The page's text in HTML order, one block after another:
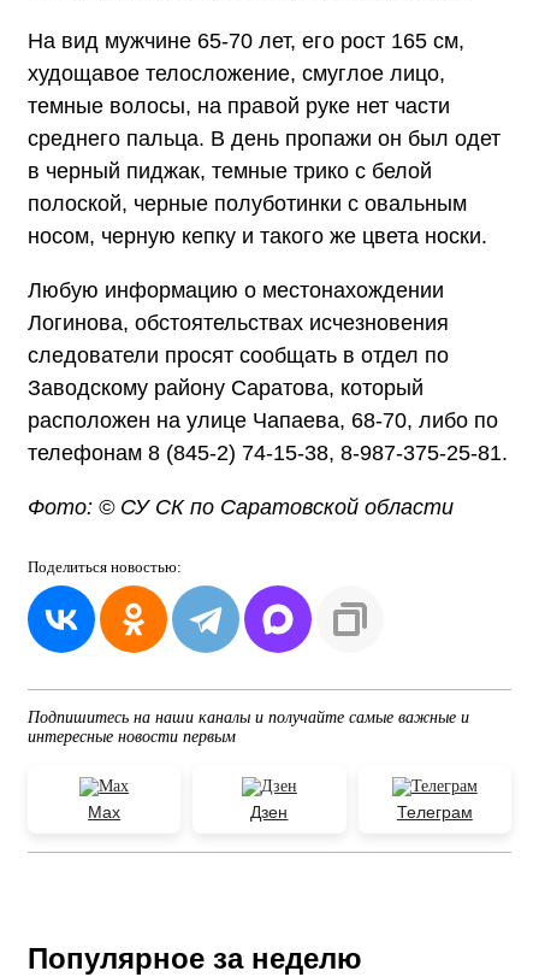
На вид мужчине 65-70 лет, его рост 165 см,
худощавое телосложение, смуглое лицо,
темные волосы, на правой руке нет части
среднего пальца. В день пропажи он был одет
в черный пиджак, темные трико с белой
полоской, черные полуботинки с овальным
носом, черную кепку и такого же цвета носки.
Любую информацию о местонахождении
Логинова, обстоятельствах исчезновения
следователи просят сообщать в отдел по
Заводскому району Саратова, который
расположен на улице Чапаева, 68-70, либо по
телефонам 8 (845-2) 74-15-38, 8-987-375-25-81.
Фото: © СУ СК по Саратовской области
Поделиться новостью:
Подпишитесь на наши каналы и получайте самые важные и
интересные новости первым
Max Дзен Телеграм
Популярное за неделю